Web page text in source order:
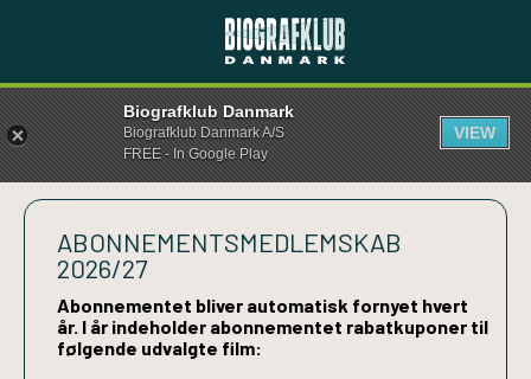
Biografklub Danmark
Biografklub Danmark A/S
FREE - In Google Play
VIEW
ABONNEMENTSMEDLEMSKAB
2026/27
Abonnementet bliver automatisk fornyet hvert
år. I år indeholder abonnementet rabatkuponer til
følgende udvalgte film: